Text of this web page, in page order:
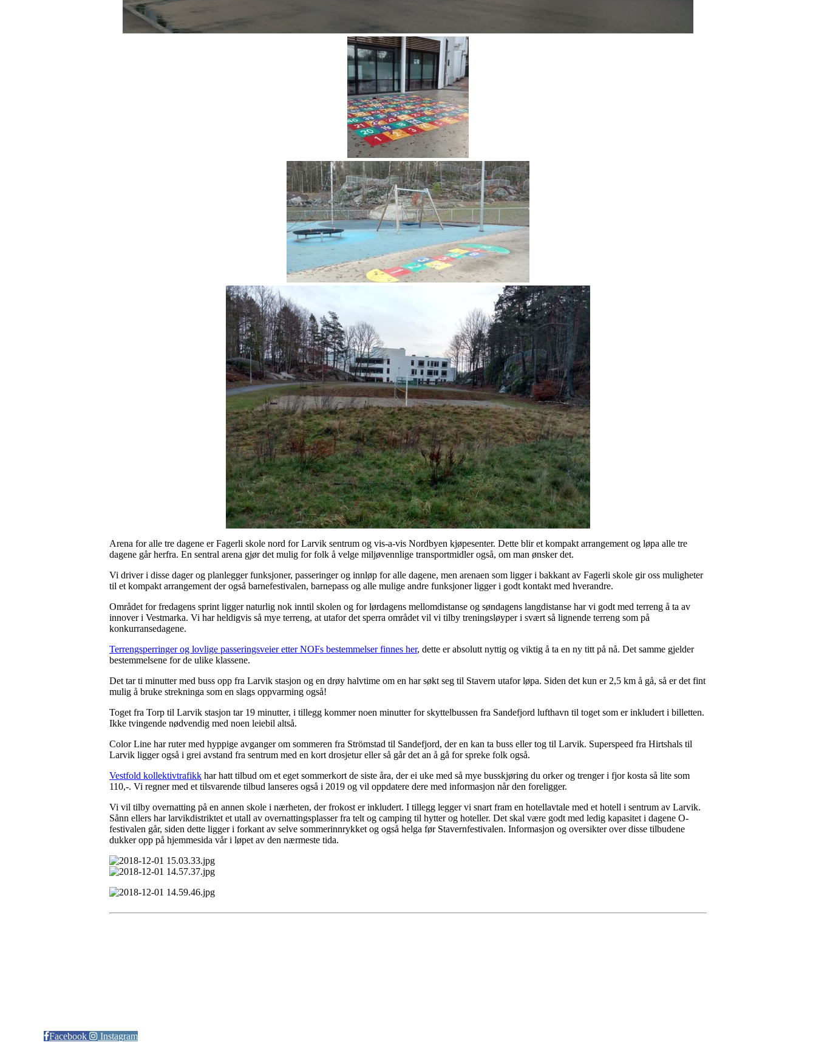
Arena for alle tre dagene er Fagerli skole nord for Larvik sentrum og vis-a-vis Nordbyen kjøpesenter. Dette blir et kompakt arrangement og løpa alle tre
dagene går herfra. En sentral arena gjør det mulig for folk å velge miljøvennlige transportmidler også, om man ønsker det.
Vi driver i disse dager og planlegger funksjoner, passeringer og innløp for alle dagene, men arenaen som ligger i bakkant av Fagerli skole gir oss muligheter
til et kompakt arrangement der også barnefestivalen, barnepass og alle mulige andre funksjoner ligger i godt kontakt med hverandre.
Området for fredagens sprint ligger naturlig nok inntil skolen og for lørdagens mellomdistanse og søndagens langdistanse har vi godt med terreng å ta av
innover i Vestmarka. Vi har heldigvis så mye terreng, at utafor det sperra området vil vi tilby treningsløyper i svært så lignende terreng som på
konkurransedagene.
Terrengsperringer og lovlige passeringsveier etter NOFs bestemmelser finnes her, dette er absolutt nyttig og viktig å ta en ny titt på nå. Det samme gjelder
bestemmelsene for de ulike klassene.
Det tar ti minutter med buss opp fra Larvik stasjon og en drøy halvtime om en har søkt seg til Stavern utafor løpa. Siden det kun er 2,5 km å gå, så er det fint
mulig å bruke strekninga som en slags oppvarming også!
Toget fra Torp til Larvik stasjon tar 19 minutter, i tillegg kommer noen minutter for skyttelbussen fra Sandefjord lufthavn til toget som er inkludert i billetten.
Ikke tvingende nødvendig med noen leiebil altså.
Color Line har ruter med hyppige avganger om sommeren fra Strömstad til Sandefjord, der en kan ta buss eller tog til Larvik. Superspeed fra Hirtshals til
Larvik ligger også i grei avstand fra sentrum med en kort drosjetur eller så går det an å gå for spreke folk også.
Vestfold kollektivtrafikk har hatt tilbud om et eget sommerkort de siste åra, der ei uke med så mye busskjøring du orker og trenger i fjor kosta så lite som
110,-. Vi regner med et tilsvarende tilbud lanseres også i 2019 og vil oppdatere dere med informasjon når den foreligger.
Vi vil tilby overnatting på en annen skole i nærheten, der frokost er inkludert. I tillegg legger vi snart fram en hotellavtale med et hotell i sentrum av Larvik.
Sånn ellers har larvikdistriktet et utall av overnattingsplasser fra telt og camping til hytter og hoteller. Det skal være godt med ledig kapasitet i dagene O-
festivalen går, siden dette ligger i forkant av selve sommerinnrykket og også helga før Stavernfestivalen. Informasjon og oversikter over disse tilbudene
dukker opp på hjemmesida vår i løpet av den nærmeste tida.
Facebook Instagram